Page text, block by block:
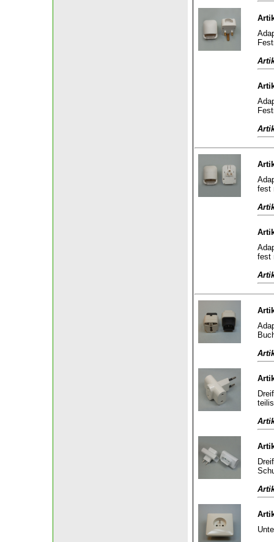
fest
fest